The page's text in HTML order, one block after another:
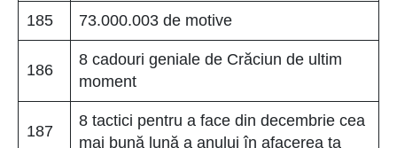
185 73.000.003 de motive
186
8 cadouri geniale de Crăciun de ultim
moment
187
8 tactici pentru a face din decembrie cea
mai bună lună a anului în afacerea ta